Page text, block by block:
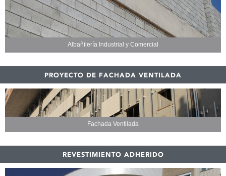
Albañilería Industrial y Comercial
PROYECTO DE FACHADA VENTILADA
Fachada Ventilada
REVESTIMIENTO ADHERIDO